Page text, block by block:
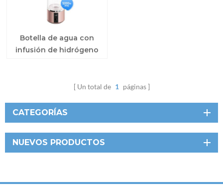
Botella de agua con
infusión de hidrógeno
Un total de 1 páginas
CATEGORÍAS
NUEVOS PRODUCTOS